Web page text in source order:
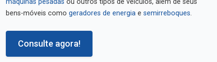
máquinas pesadas ou outros tipos de veículos, além de seus
bens-móveis como geradores de energia e semirreboques.
Consulte agora!